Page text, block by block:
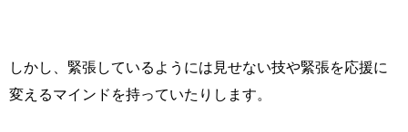
しかし、緊張しているようには見せない技や緊張を応援に
変えるマインドを持っていたりします。